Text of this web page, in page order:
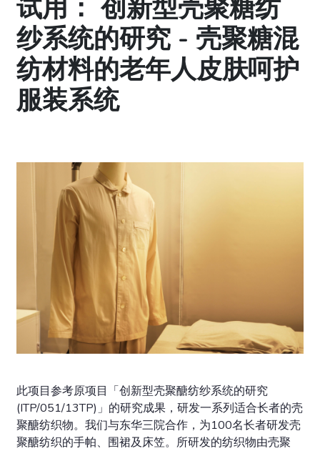
试用： 创新型壳聚糖纺
纱系统的研究 - 壳聚糖混
纺材料的老年人皮肤呵护
服装系统
此项目参考原项目「创新型壳聚醣纺纱系统的研究
(ITP/051/13TP)」的研究成果，研发一系列适合长者的壳
聚醣纺织物。我们与东华三院合作，为100名长者研发壳
聚醣纺织的手帕、围裙及床笠。所研发的纺织物由壳聚